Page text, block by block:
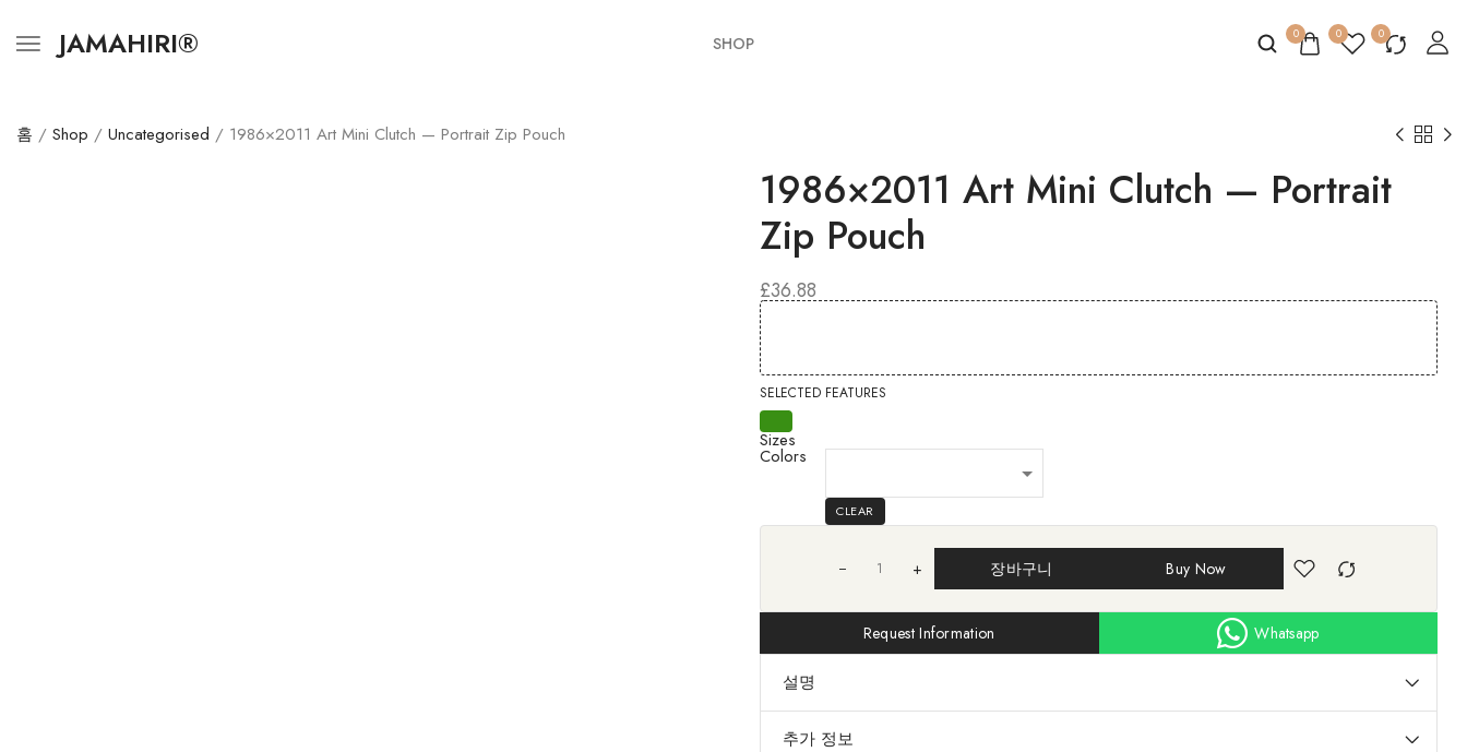
JAMAHIRI® SHOP 0 0 0
홈 / Shop / Uncategorised / 1986×2011 Art Mini Clutch — Portrait Zip Pouch
1986×2011 Art Mini Clutch — Portrait
Zip Pouch
£36.88
SELECTED FEATURES
Sizes
Colors
CLEAR
+ 장바구니 Buy Now
Request Information Whatsapp
설명
추가 정보